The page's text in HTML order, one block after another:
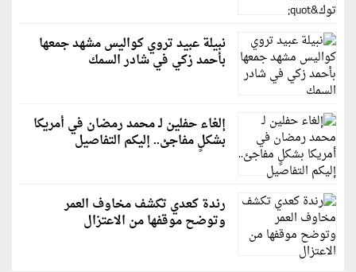
نبيلة عبيد تروي كواليس مشهد جمعها
بأحمد زكي في شادر السمك
إلغاء حفلين لـ محمد رمضان في أمريكا
بشكلٍ مفاجئ.. إليكم التفاصيل
رندة كعدي تكشف مخاوف العمر
وتوضح موقفها من الاعتزال